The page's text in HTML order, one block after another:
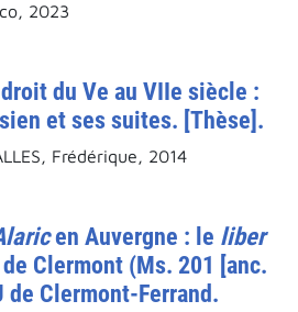
2023
du Ve au VIIe siècle :
et ses suites. [Thèse].
Frédérique, 2014
en Auvergne : le liber
Clermont (Ms. 201 [anc.
de Clermont-Ferrand.